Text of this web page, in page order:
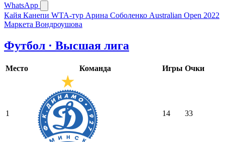
WhatsApp
Кайя Канепи WTA-тур Арина Соболенко Australian Open 2022
Маркета Вондроушова
Футбол · Высшая лига
Место Команда Игры Очки
1 14 33